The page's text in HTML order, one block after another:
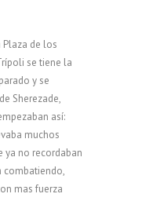
de los
se tiene la
y se
Sherezade,
así:
muchos
ya no recordaban
combatiendo,
mas fuerza